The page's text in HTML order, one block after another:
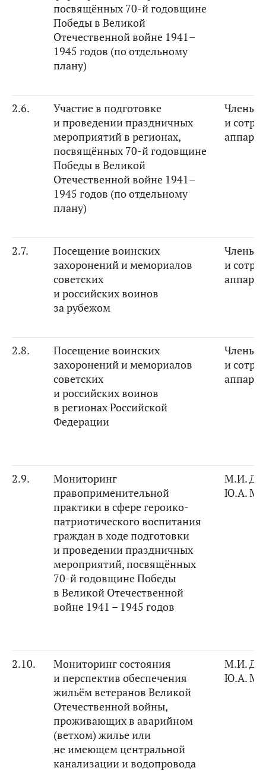
посвящённых 70-й годовщине
Победы в Великой
Отечественной войне 1941–
1945 годов (по отдельному
плану)
2.6.
Участие в подготовке
и проведении праздничных
мероприятий в регионах,
посвящённых 70-й годовщине
Победы в Великой
Отечественной войне 1941–
1945 годов (по отдельному
плану)
Члены
и
2.7.
Посещение воинских
захоронений и мемориалов
советских
и российских воинов
за рубежом
Члены
и
2.8.
Посещение воинских
захоронений и мемориалов
советских
и российских воинов
в регионах Российской
Федерации
Члены
и
2.9.
Мониторинг
правоприменительной
практики в сфере героико-
патриотического воспитания
граждан в ходе подготовки
и проведении праздничных
мероприятий, посвящённых
70-й годовщине Победы
в Великой Отечественной
войне 1941 – 1945 годов
М.И.
Ю.А.
2.10.
Мониторинг состояния
и перспектив обеспечения
жильём ветеранов Великой
Отечественной войны,
проживающих в аварийном
(ветхом) жилье или
не имеющем центральной
канализации и водопровода
М.И.
Ю.А.